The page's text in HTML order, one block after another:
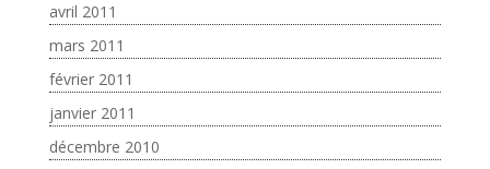
avril 2011
mars 2011
février 2011
janvier 2011
décembre 2010